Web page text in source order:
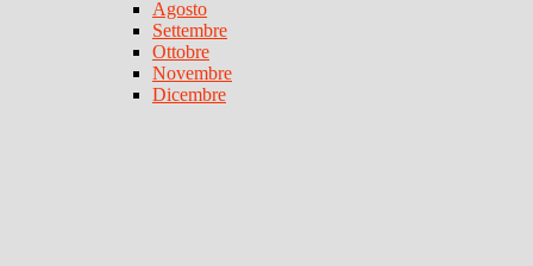
Agosto
Settembre
Ottobre
Novembre
Dicembre